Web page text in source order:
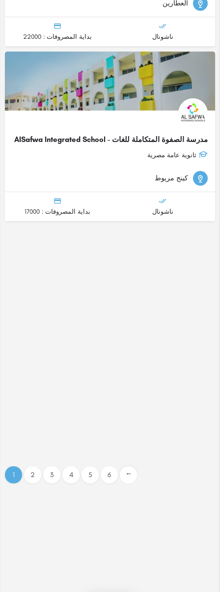
العطارين
ناشونال بداية المصروفات : 22000
مدرسة الصفوة المتكاملة للغات - AlSafwa Integrated School
ثانوية عامة مصرية
كينج مريوط
ناشونال بداية المصروفات : 17000
1 2 3 4 5 6 →